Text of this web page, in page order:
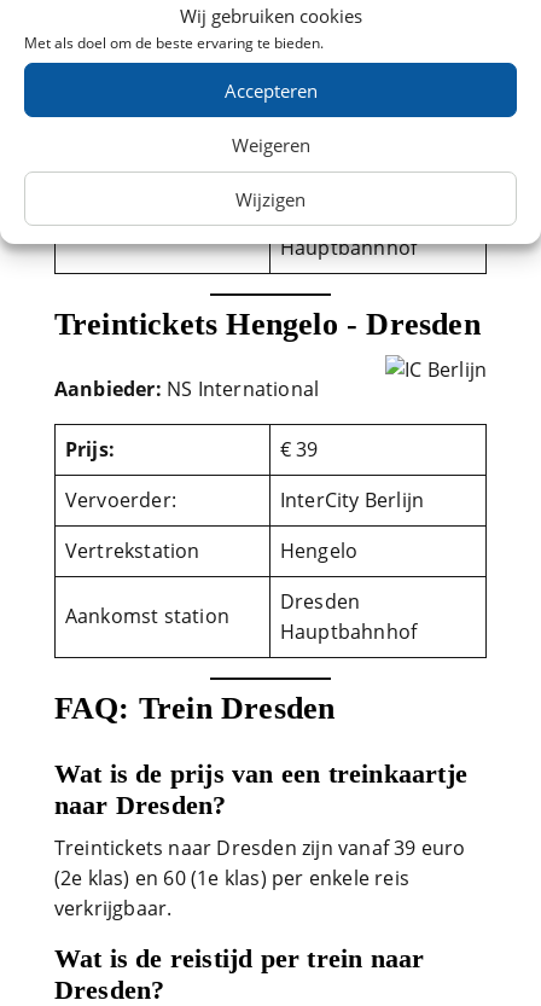
Wij gebruiken cookies
Met als doel om de beste ervaring te bieden.
Accepteren
Weigeren
Wijzigen
Prijs:
€ 39
Vervoerder:
InterCity Berlijn
Vertrekstation
Almelo
Aankomst station
Dresden
Hauptbahnhof
Treintickets Hengelo - Dresden
Aanbieder: NS International
Prijs:
€ 39
Vervoerder:
InterCity Berlijn
Vertrekstation
Hengelo
Aankomst station
Dresden
Hauptbahnhof
FAQ: Trein Dresden
Wat is de prijs van een treinkaartje
naar Dresden?
Treintickets naar Dresden zijn vanaf 39 euro
(2e klas) en 60 (1e klas) per enkele reis
verkrijgbaar.
Wat is de reistijd per trein naar
Dresden?